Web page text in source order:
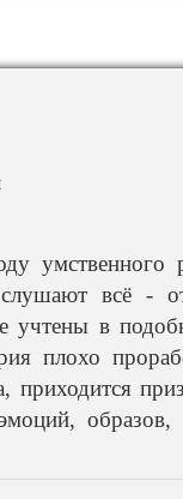
всё -
учтены в
плохо
приходится
образов,